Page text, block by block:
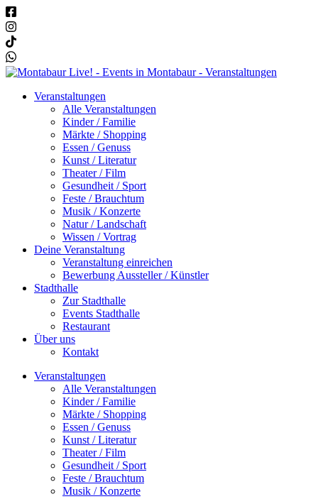
Veranstaltungen
Alle Veranstaltungen
Kinder / Familie
Märkte / Shopping
Essen / Genuss
Kunst / Literatur
Theater / Film
Gesundheit / Sport
Feste / Brauchtum
Musik / Konzerte
Natur / Landschaft
Wissen / Vortrag
Deine Veranstaltung
Veranstaltung einreichen
Bewerbung Aussteller / Künstler
Stadthalle
Zur Stadthalle
Events Stadthalle
Restaurant
Über uns
Kontakt
Veranstaltungen
Alle Veranstaltungen
Kinder / Familie
Märkte / Shopping
Essen / Genuss
Kunst / Literatur
Theater / Film
Gesundheit / Sport
Feste / Brauchtum
Musik / Konzerte